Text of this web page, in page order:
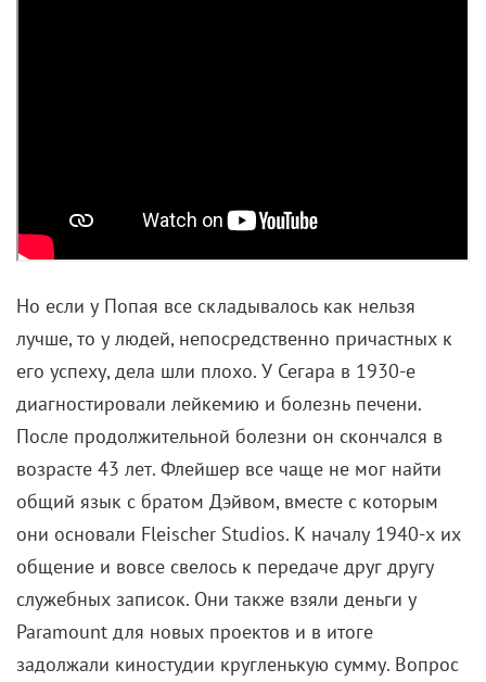
Но если у Попая все складывалось как нельзя
лучше, то у людей, непосредственно причастных к
его успеху, дела шли плохо. У Сегара в 1930-е
диагностировали лейкемию и болезнь печени.
После продолжительной болезни он скончался в
возрасте 43 лет. Флейшер все чаще не мог найти
общий язык с братом Дэйвом, вместе с которым
они основали Fleischer Studios. К началу 1940-х их
общение и вовсе свелось к передаче друг другу
служебных записок. Они также взяли деньги у
Paramount для новых проектов и в итоге
задолжали киностудии кругленькую сумму. Вопрос